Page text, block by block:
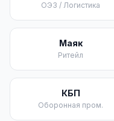
ОЭЗ / Логистика
Маяк
Ритейл
КБП
Оборонная пром.